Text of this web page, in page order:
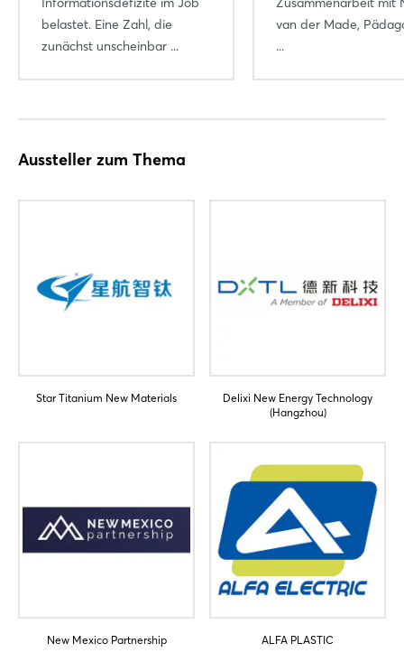
belastet. Eine Zahl, die
zunächst unscheinbar ...
van der Made,
...
Aussteller zum Thema
Star Titanium New Materials
Delixi New Energy Technology
(Hangzhou)
New Mexico Partnership ALFA PLASTIC
Passwort vergessen?